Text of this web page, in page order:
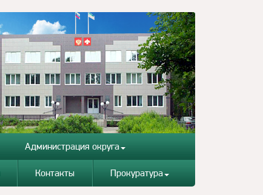
Администрация округа
Контакты Прокуратура